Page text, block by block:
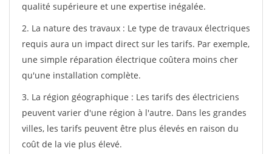
qualité supérieure et une expertise inégalée.
2. La nature des travaux : Le type de travaux électriques
requis aura un impact direct sur les tarifs. Par exemple,
une simple réparation électrique coûtera moins cher
qu'une installation complète.
3. La région géographique : Les tarifs des électriciens
peuvent varier d'une région à l'autre. Dans les grandes
villes, les tarifs peuvent être plus élevés en raison du
coût de la vie plus élevé.